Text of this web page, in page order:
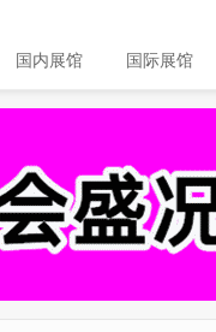
国内展馆 国际展馆